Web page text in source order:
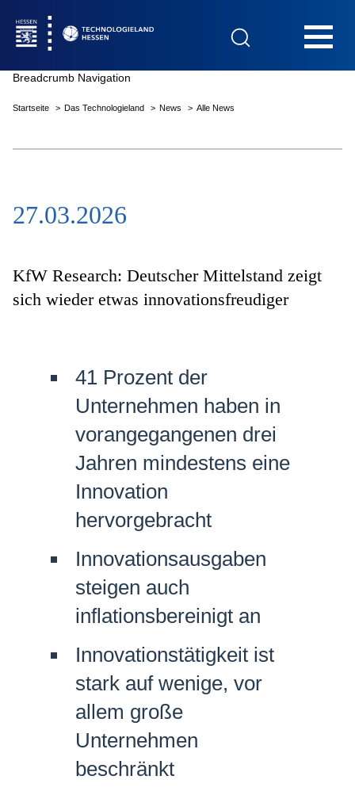
Das Technologieland
Innovationsfelder
Netzwerke
Breadcrumb Navigation
Startseite Das Technologieland News Alle News
27.03.2026
KfW Research: Deutscher Mittelstand zeigt
sich wieder etwas innovationsfreudiger
41 Prozent der
Unternehmen haben in
vorangegangenen drei
Jahren mindestens eine
Innovation
hervorgebracht
Innovationsausgaben
steigen auch
inflationsbereinigt an
Innovationstätigkeit ist
stark auf wenige, vor
allem große
Unternehmen
beschränkt